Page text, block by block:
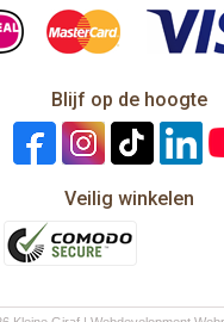
Blijf op de hoogte
Veilig winkelen